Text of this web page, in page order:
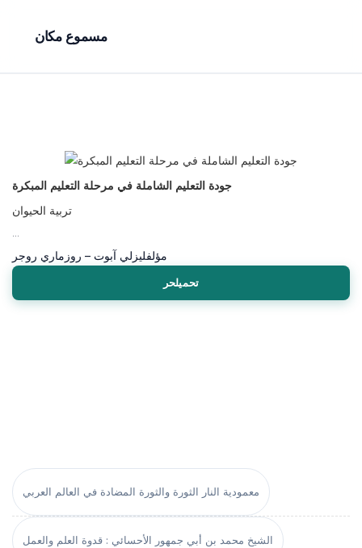
مسموع مكان
معمودية النار الثورة والثورة المضادة في العالم العربي
الشيخ محمد بن أبي جمهور الأحسائي : قدوة العلم والعمل
جودة التعليم الشاملة في مرحلة التعليم المبكرة
تربية الحيوان
مؤلفليزلي آبوت – روزماري روجر
تحميلحر